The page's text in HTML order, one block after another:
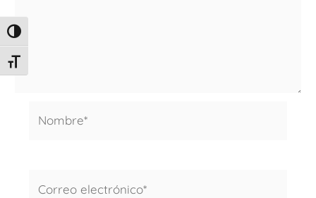
ALTERNAR ALTO CONTRASTE
ALTERNAR TAMAÑO DE LETRA